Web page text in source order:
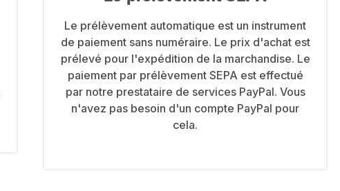
Le prélèvement automatique est un instrument
de paiement sans numéraire. Le prix d'achat est
prélevé pour l'expédition de la marchandise. Le
paiement par prélèvement SEPA est effectué
par notre prestataire de services PayPal. Vous
n'avez pas besoin d'un compte PayPal pour
cela.